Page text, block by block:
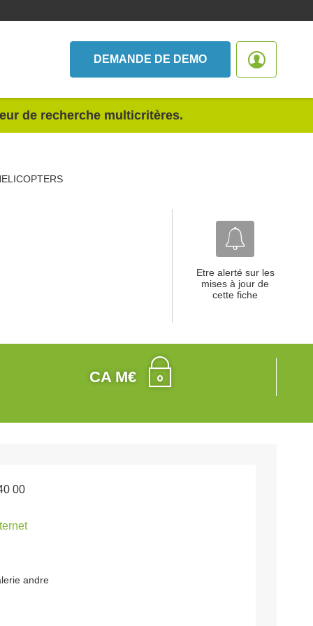
DEMANDE DE DEMO
de recherche multicritères.
Etre alerté sur les
mises à jour de
cette fiche
CA M€
00
andre